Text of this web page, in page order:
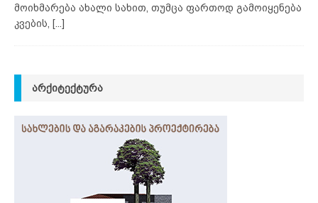
მოიხმარება ახალი სახით, თუმცა ფართოდ გამოიყენება
კვების,
[...]
ᲐᲠᲥᲘᲢᲔᲥᲢᲣᲠᲐ